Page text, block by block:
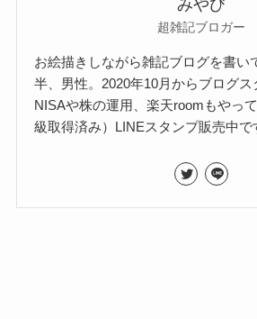
みやび
超雑記ブロガー
お絵描きしながら雑記ブログを書い
半、男性。2020年10月からブログス
NISAや株の運用、楽天roomもやっ
級取得済み）LINEスタンプ販売中で